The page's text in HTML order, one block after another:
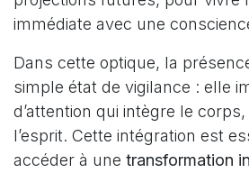
immédiate avec une
Dans cette optique, la
simple état de vigilance : elle
d’attention qui intègre le
l’esprit. Cette intégration est
accéder à une transformation